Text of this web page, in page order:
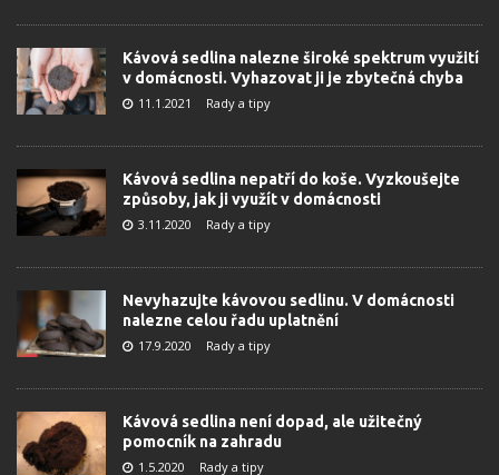
Kávová sedlina nalezne široké spektrum využití
v domácnosti. Vyhazovat ji je zbytečná chyba
11.1.2021 Rady a tipy
Kávová sedlina nepatří do koše. Vyzkoušejte
způsoby, jak ji využít v domácnosti
3.11.2020 Rady a tipy
Nevyhazujte kávovou sedlinu. V domácnosti
nalezne celou řadu uplatnění
17.9.2020 Rady a tipy
Kávová sedlina není dopad, ale užitečný
pomocník na zahradu
1.5.2020 Rady a tipy